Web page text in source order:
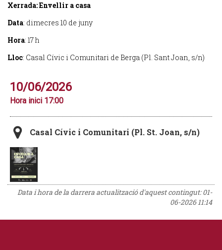
Xerrada: Envellir a casa
Data: dimecres 10 de juny
Hora: 17 h
Lloc: Casal Cívic i Comunitari de Berga (Pl. Sant Joan, s/n)
10/06/2026
Hora inici 17:00
Casal Cívic i Comunitari (Pl. St. Joan, s/n)
Data i hora de la darrera actualització d'aquest contingut:01-
06-2026 11:14